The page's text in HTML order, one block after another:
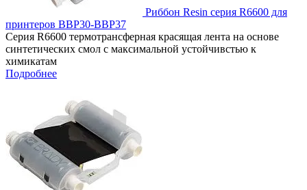
Риббон Resin серия R6600 для
принтеров ВВР30-ВВР37
Серия R6600 термотрансферная красящая лента на основе
синтетических смол с максимальной устойчивстью к
химикатам
Подробнее